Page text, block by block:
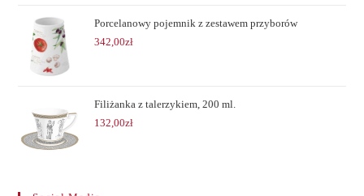
Porcelanowy pojemnik z zestawem przyborów
342,00zł
Filiżanka z talerzykiem, 200 ml.
132,00zł